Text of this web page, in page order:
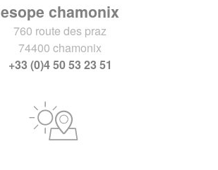
esope chamonix
760 route des praz
74400 chamonix
+33 (0)4 50 53 23 51